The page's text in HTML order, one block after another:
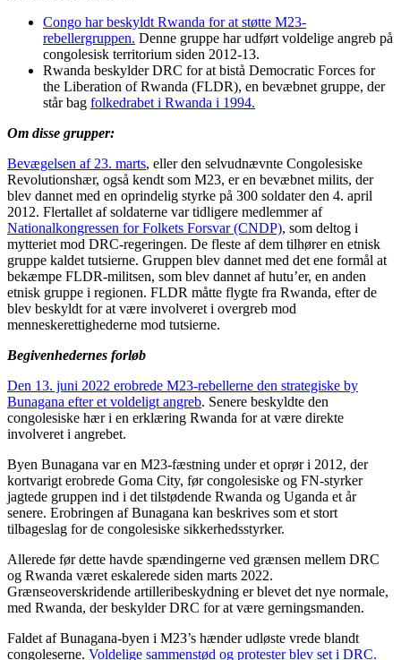
Congo har beskyldt Rwanda for at støtte M23-
rebellergruppen. Denne gruppe har udført voldelige angreb på
congolesisk territorium siden 2012-13.
Rwanda beskylder DRC for at bistå Democratic Forces for
the Liberation of Rwanda (FLDR), en bevæbnet gruppe, der
står bag folkedrabet i Rwanda i 1994.
Om disse grupper:
Bevægelsen af 23. marts, eller den selvudnævnte Congolesiske
Revolutionshær, også kendt som M23, er en bevæbnet milits, der
blev dannet med en oprindelig styrke på 300 soldater den 4. april
2012. Flertallet af soldaterne var tidligere medlemmer af
Nationalkongressen for Folkets Forsvar (CNDP), som deltog i
mytteriet mod DRC-regeringen. De fleste af dem tilhører en etnisk
gruppe kaldet tutsierne. Gruppen blev dannet med det ene formål at
bekæmpe FLDR-militsen, som blev dannet af hutu’er, en anden
etnisk gruppe i regionen. FLDR måtte flygte fra Rwanda, efter de
blev beskyldt for at være involveret i overgreb mod
menneskerettighederne mod tutsierne.
Begivenhedernes forløb
Den 13. juni 2022 erobrede M23-rebellerne den strategiske by
Bunagana efter et voldeligt angreb. Senere beskyldte den
congolesiske hær i en erklæring Rwanda for at være direkte
involveret i angrebet.
Byen Bunagana var en M23-fæstning under et oprør i 2012, der
kortvarigt erobrede Goma City, før congolesiske og FN-styrker
jagtede gruppen ind i det tilstødende Rwanda og Uganda et år
senere. Erobringen af Bunagana kan beskrives som et stort
tilbageslag for de congolesiske sikkerhedsstyrker.
Allerede før dette havde spændingerne ved grænsen mellem DRC
og Rwanda været eskalerede siden marts 2022.
Grænseoverskridende artilleribeskydning er blevet det nye normale,
med Rwanda, der beskylder DRC for at være gerningsmanden.
Faldet af Bunagana-byen i M23’s hænder udløste vrede blandt
congoleserne. Voldelige sammenstød og protester blev set i DRC.